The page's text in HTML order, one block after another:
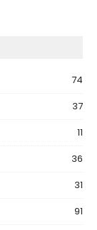
74
37
11
36
31
91